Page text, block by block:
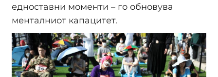
едноставни моменти – го обновува
менталниот капацитет.